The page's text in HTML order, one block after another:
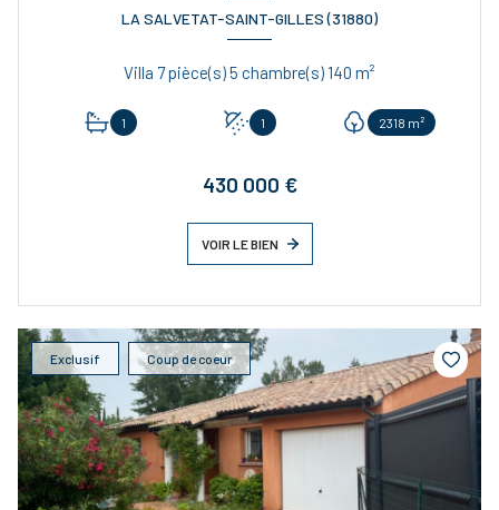
LA SALVETAT-SAINT-GILLES (31880)
Villa 7 pièce(s) 5 chambre(s) 140 m²
1 1 2318 m²
430 000 €
VOIR LE BIEN
Exclusif Coup de coeur